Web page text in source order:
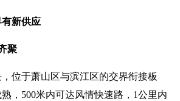
新供应
聚
位于萧山区与滨江区的交界衔接板
，500米内可达风情快速路，1公里内